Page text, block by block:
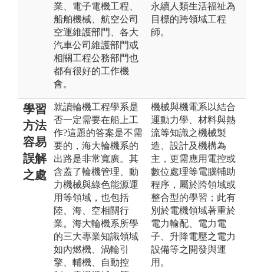
業、電子電機工程、
船舶機械、航空公司
空運維護部門、各大
汽車公司維護部門或
相關工程公務部門也
都有很好的工作機
會。
永續人類生活福祉為
目標的跨領域工程
師。
學習
方法
容易
誤解
之處
就讀輪機工程學系是
否一定需要在船上工
作?這題的答案是不需
要的，海大輪機系的
出路是非常寬廣。其
含蓋了輪機管理、動
力機械與綠色能源運
用等領域，也包括
陸、海、空相關行
業。海大輪機系所學
的三大專業知識領域
如內燃機、渦輪引
擎、輔機、自動控
機械與機電系以結合
運動力學、材料與熱
流等知識之機械製
造、設計及機構為
主，更需應用電控或
數位處理等電腦輔助
程序，屬於跨領域或
整合型的學習；此有
別於電機領域著重於
電力輸配、電力電
子、升降電壓之電力
設備等之開發與運
用。